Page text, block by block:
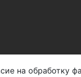
Мы в соц. сетях
на обработку